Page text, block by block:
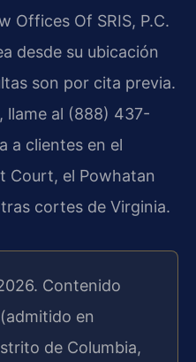
Offices Of SRIS, P.C.
desde su ubicación
son por cita previa.
llame al (888) 437-
a clientes en el
Court, el Powhatan
cortes de Virginia.
Contenido
en
de Columbia,